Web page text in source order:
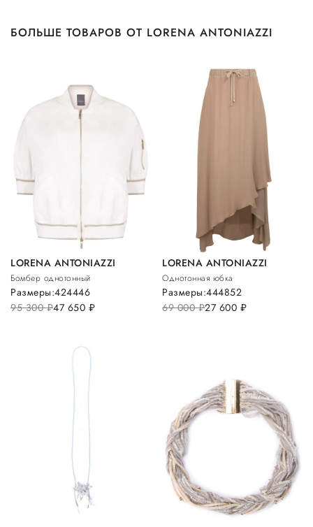
БОЛЬШЕ ТОВАРОВ ОТ LORENA ANTONIAZZI
LORENA ANTONIAZZI
Бомбер однотонный
95 300руб.47 650 руб.
Размеры:424446
LORENA ANTONIAZZI
Однотонная юбка
69 000руб.27 600 руб.
Размеры:444852